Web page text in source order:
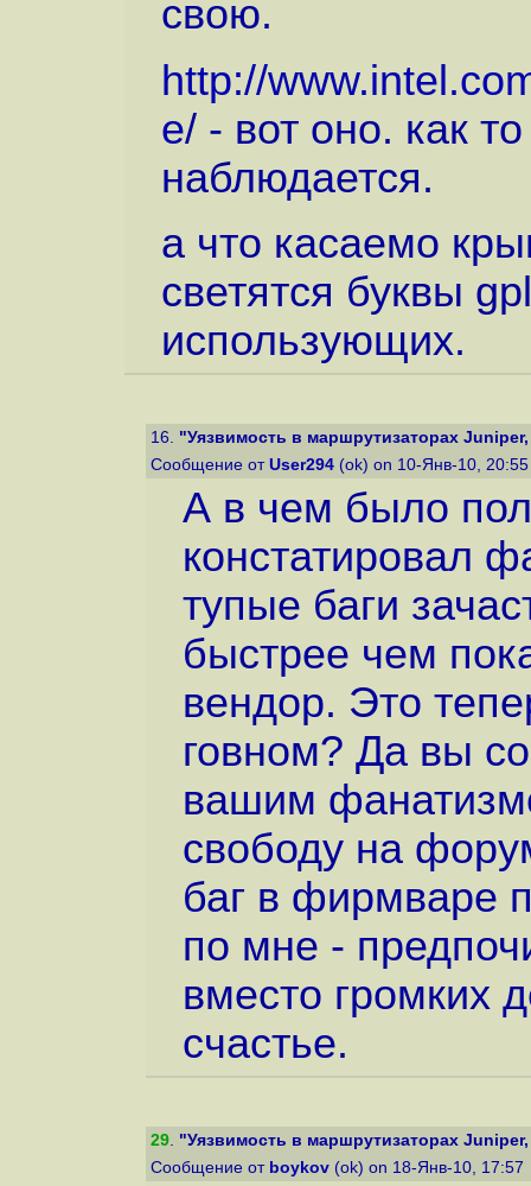
свою.
http://
e/ - вот оно. как
наблюдается.
а что касаемо
светятся буквы
использующих.
16. "Уязвимость в маршрутизаторах
Сообщение от User294 (ok) on 10-Янв-10,
А в чем было
констатировал
тупые баги
быстрее чем
вендор. Это
говном? Да вы
вашим
свободу на
баг в фирмваре
по мне -
вместо громких
счастье.
29. "Уязвимость в маршрутизаторах
Сообщение от boykov (ok) on 18-Янв-10, 17:57